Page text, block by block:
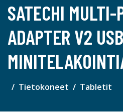
SATECHI MULTI-
ADAPTER V2
Tietokoneet Tabletit